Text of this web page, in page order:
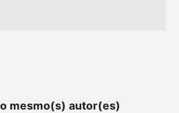
mesmo(s) autor(es)